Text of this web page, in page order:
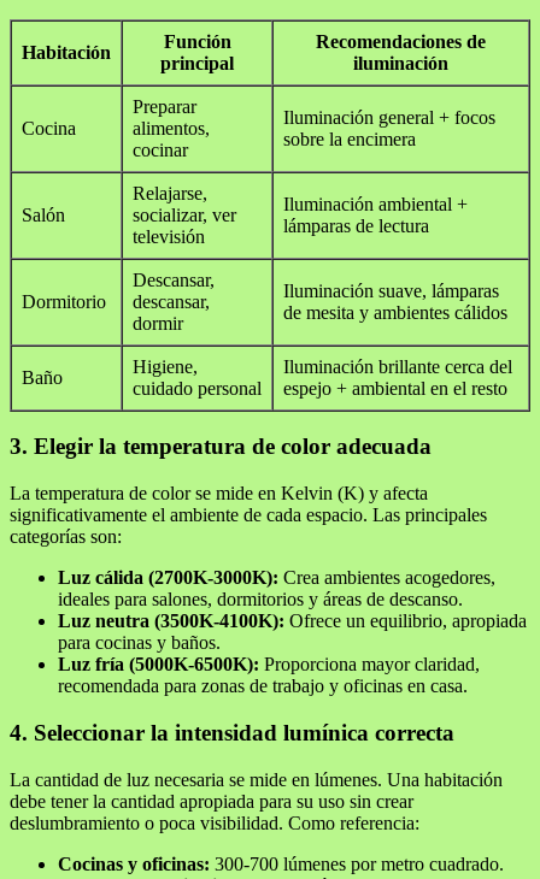
Habitación
Función
principal
Recomendaciones de
iluminación
Cocina
Preparar
alimentos,
cocinar
Iluminación general + focos
sobre la encimera
Salón
Relajarse,
socializar, ver
televisión
Iluminación ambiental +
lámparas de lectura
Dormitorio
Descansar,
descansar,
dormir
Iluminación suave, lámparas
de mesita y ambientes cálidos
Baño
Higiene,
cuidado personal
Iluminación brillante cerca del
espejo + ambiental en el resto
3. Elegir la temperatura de color adecuada
La temperatura de color se mide en Kelvin (K) y afecta
significativamente el ambiente de cada espacio. Las principales
categorías son:
Luz cálida (2700K-3000K): Crea ambientes acogedores,
ideales para salones, dormitorios y áreas de descanso.
Luz neutra (3500K-4100K): Ofrece un equilibrio, apropiada
para cocinas y baños.
Luz fría (5000K-6500K): Proporciona mayor claridad,
recomendada para zonas de trabajo y oficinas en casa.
4. Seleccionar la intensidad lumínica correcta
La cantidad de luz necesaria se mide en lúmenes. Una habitación
debe tener la cantidad apropiada para su uso sin crear
deslumbramiento o poca visibilidad. Como referencia:
Cocinas y oficinas: 300-700 lúmenes por metro cuadrado.